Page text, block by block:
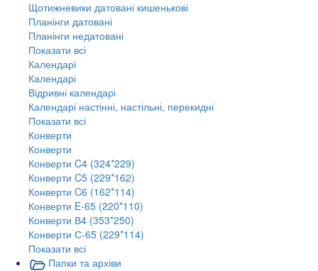
Щотижневики датовані кишенькові
Планінги датовані
Планінги недатовані
Показати всі
Календарі
Календарі
Відривні календарі
Календарі настінні, настільні, перекидні
Показати всі
Конверти
Конверти
Конверти C4 (324*229)
Конверти C5 (229*162)
Конверти C6 (162*114)
Конверти E-65 (220*110)
Конверти В4 (353*250)
Конверти С-65 (229*114)
Показати всі
Папки та архіви